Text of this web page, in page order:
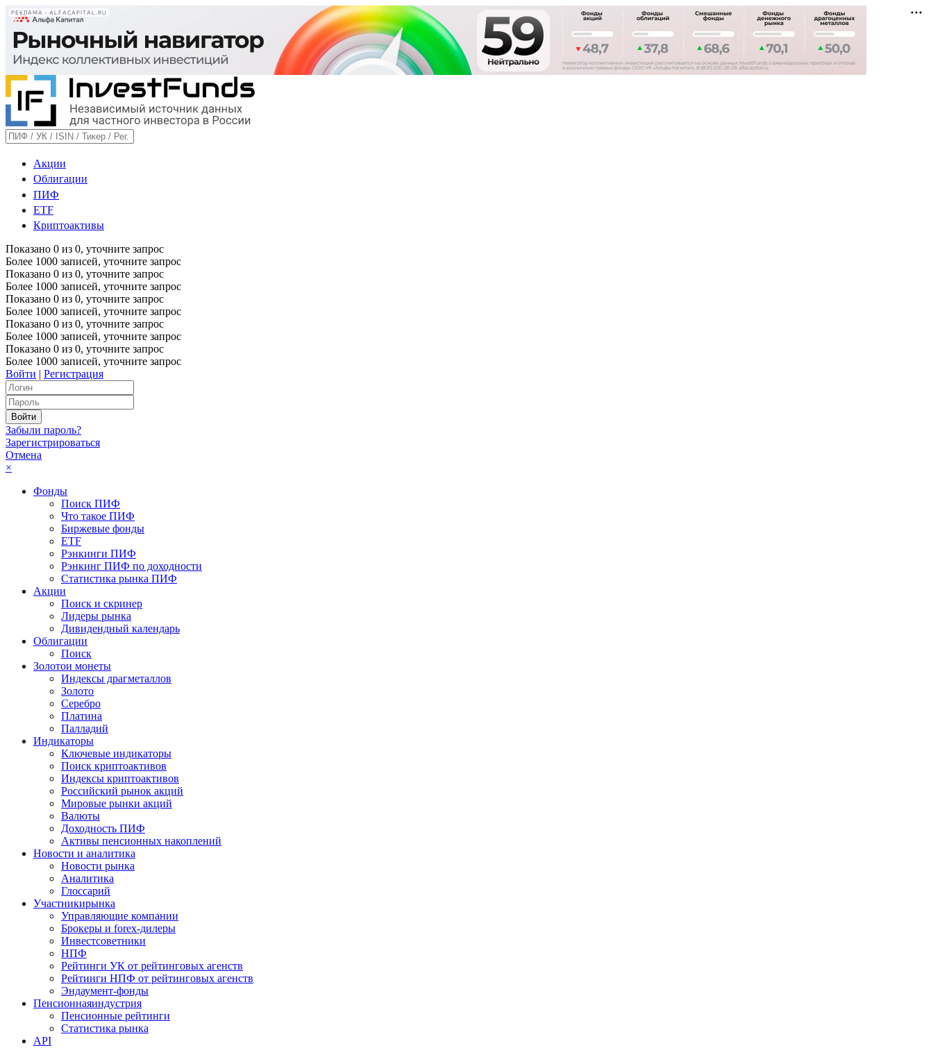
РЕКЛАМА • ALFACAPITAL.RU
Акции
Облигации
ПИФ
ETF
Криптоактивы
Показано 0 из 0, уточните запрос
Более 1000 записей, уточните запрос
Показано 0 из 0, уточните запрос
Более 1000 записей, уточните запрос
Показано 0 из 0, уточните запрос
Более 1000 записей, уточните запрос
Показано 0 из 0, уточните запрос
Более 1000 записей, уточните запрос
Показано 0 из 0, уточните запрос
Более 1000 записей, уточните запрос
Войти | Регистрация
Забыли пароль?
Зарегистрироваться
Отмена
×
Фонды
Поиск ПИФ
Что такое ПИФ
Биржевые фонды
ETF
Рэнкинги ПИФ
Рэнкинг ПИФ по доходности
Статистика рынка ПИФ
Акции
Поиск и скринер
Лидеры рынка
Дивидендный календарь
Облигации
Поиск
Золотои монеты
Индексы драгметаллов
Золото
Серебро
Платина
Палладий
Индикаторы
Ключевые индикаторы
Поиск криптоактивов
Индексы криптоактивов
Российский рынок акций
Мировые рынки акций
Валюты
Доходность ПИФ
Активы пенсионных накоплений
Новости и аналитика
Новости рынка
Аналитика
Глоссарий
Участникирынка
Управляющие компании
Брокеры и forex-дилеры
Инвестсоветники
НПФ
Рейтинги УК от рейтинговых агенств
Рейтинги НПФ от рейтинговых агенств
Эндаумент-фонды
Пенсионнаяиндустрия
Пенсионные рейтинги
Статистика рынка
API